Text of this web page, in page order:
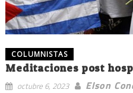
COLUMNISTAS
Meditaciones post
octubre 6, 2023 Elson